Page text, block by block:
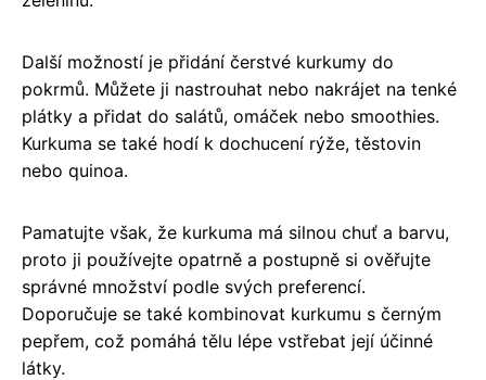
Další možností je přidání čerstvé kurkumy do
pokrmů. Můžete ji nastrouhat nebo nakrájet na tenké
plátky a přidat do salátů, omáček nebo smoothies.
Kurkuma se také hodí k dochucení rýže, těstovin
nebo quinoa.
Pamatujte však, že kurkuma má silnou chuť a barvu,
proto ji používejte opatrně a postupně si ověřujte
správné množství podle svých preferencí.
Doporučuje se také kombinovat kurkumu s černým
pepřem, což pomáhá tělu lépe vstřebat její účinné
látky.